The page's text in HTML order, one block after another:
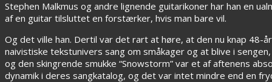
Stephen Malkmus og andre lignende guitarikoner har han en
af en guitar tilsluttet en forstærker, hvis man bare vil.
Og det ville han. Dertil var det rart at høre, at den nu knap
naivistiske tekstunivers sang om småkager og at blive i
og den skingrende smukke “Snowstorm” var et af aftenens
dynamik i deres sangkatalog, og det var intet mindre end en